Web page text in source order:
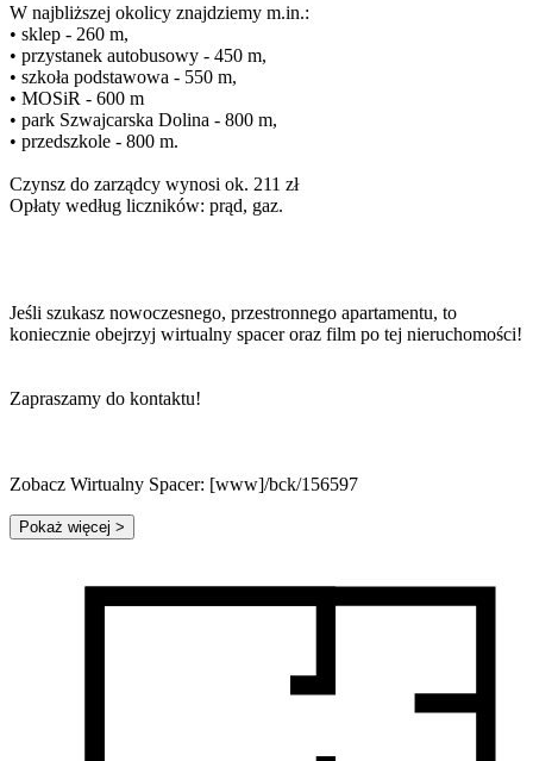
W najbliższej okolicy znajdziemy m.in.:
• sklep - 260 m,
• przystanek autobusowy - 450 m,
• szkoła podstawowa - 550 m,
• MOSiR - 600 m
• park Szwajcarska Dolina - 800 m,
• przedszkole - 800 m.
Czynsz do zarządcy wynosi ok. 211 zł
Opłaty według liczników: prąd, gaz.
Jeśli szukasz nowoczesnego, przestronnego apartamentu, to
koniecznie obejrzyj wirtualny spacer oraz film po tej nieruchomości!
Zapraszamy do kontaktu!
Zobacz Wirtualny Spacer: [www]/bck/156597
Pokaż więcej >